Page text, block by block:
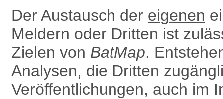
Der Austausch der eigenen
Meldern oder Dritten ist
Zielen von BatMap.
Analysen, die Dritten
Ver­öffentlichungen, auch im